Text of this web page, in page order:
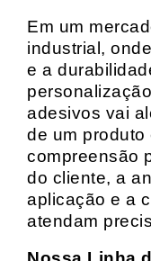
Em um
industrial,
e a
adesivos vai
de um
compreensão
do cliente, a
aplicação e a
atendam